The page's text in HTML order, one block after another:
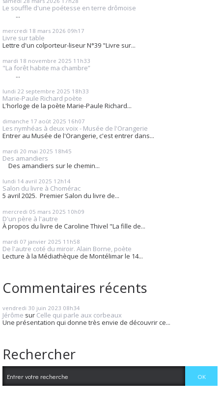
Le souffle d'une poétesse en terre drômoise
...
mercredi 18 mars 2026 09h17
Livre sur table
Lettre d'un colporteur-liseur N°39 "Livre sur...
mardi 18 novembre 2025 11h33
"La forêt habite ma chambre”
...
lundi 22 septembre 2025 18h33
Marie-Paule Richard poète
L'horloge de la poète Marie-Paule Richard...
dimanche 17 août 2025 16h07
Les nymhéas à deux voix - Musée de l'Orangerie
Entrer au Musée de l'Orangerie, c'est entrer dans...
mardi 20 mai 2025 18h45
Des amandiers
Des amandiers sur le chemin...
lundi 14 avril 2025 12h14
Salon du livre à Chomérac
5 avril 2025. Premier Salon du livre de...
mercredi 05 mars 2025 10h09
D'un père à l'autre
À propos du livre de Caroline Thivel "La fille de...
mardi 07 janvier 2025 11h58
De l'autre coté du miroir. Alain Borne, poète
Lecture à la Médiathèque de Montélimar le 14...
Commentaires récents
vendredi 30 juin 2023 08h34
Jérôme sur Celle qui parle aux corbeaux
Une présentation qui donne très envie de découvrir ce...
Rechercher